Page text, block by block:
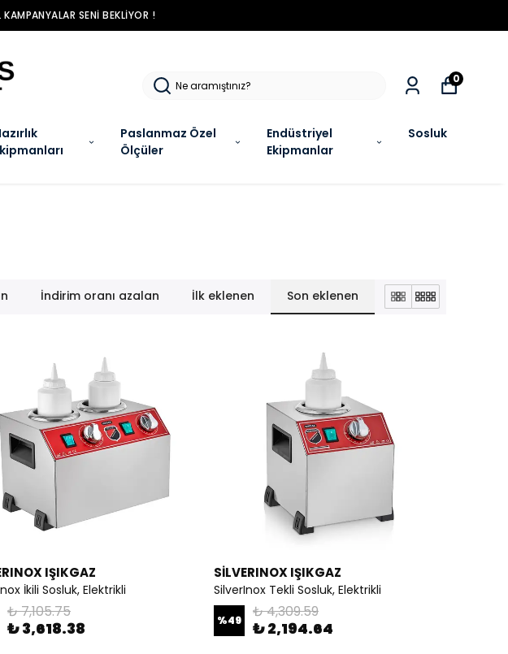
KAMPANYALAR SENI BEKLIYOR !
Paslanmaz Özel
Ölçüler
Endüstriyel
Ekipmanlar
Sosluk
0
İndirim oranı azalan İlk eklenen Son eklenen
IŞIKGAZ
İkili Sosluk, Elektrikli
₺ 7,105.75
₺ 3,618.38
SİLVERINOX IŞIKGAZ
SilverInox Tekli Sosluk, Elektrikli
%49 ₺ 4,309.59
₺ 2,194.64